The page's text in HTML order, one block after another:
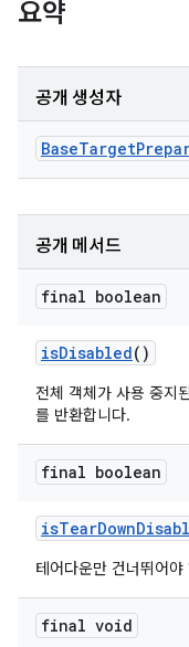
요약
공개 생성자
BaseTarget
공개 메서드
final boolean
isDisabled()
전체 객체가 사용 중지
를 반환합니다.
final boolean
isTearDown
테어다운만 건너뛰어
final void